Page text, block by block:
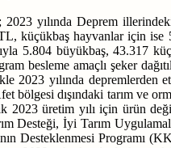
2023 yılında Deprem
küçükbaş hayvanlar için
5.804 büyükbaş, 43.317
besleme amaçlı şeker
2023 yılında
bölgesi dışındaki tarım ve
üretim yılı için ürün
Desteği, İyi Tarım
Desteklenmesi Programı